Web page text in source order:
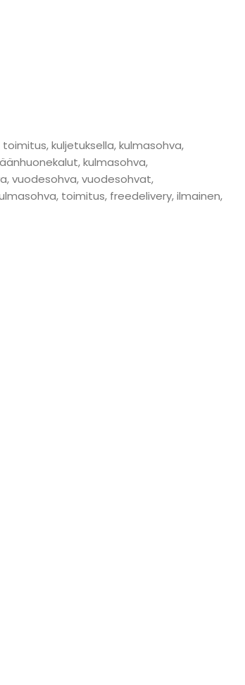
kuljetuksella, kulmasohva,
kulmasohva,
vuodesohva, vuodesohvat,
toimitus, freedelivery, ilmainen,